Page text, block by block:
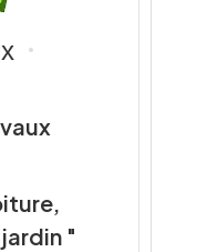
"